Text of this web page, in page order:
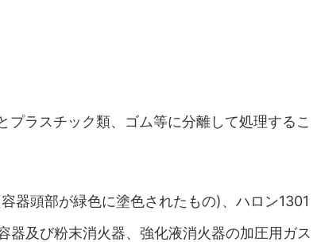
ラスチック類、ゴム等に分離して処理するこ
器頭部が緑色に塗色されたもの)、ハロン1301
及び粉末消火器、強化液消火器の加圧用ガス